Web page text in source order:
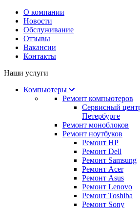
О компании
Новости
Обслуживание
Отзывы
Вакансии
Контакты
Наши услуги
Компьютеры
Ремонт компьютеров
Сервисный
Петербурге
Ремонт моноблоков
Ремонт ноутбуков
Ремонт HP
Ремонт Dell
Ремонт Samsung
Ремонт Acer
Ремонт Asus
Ремонт Lenovo
Ремонт Toshiba
Ремонт Sony